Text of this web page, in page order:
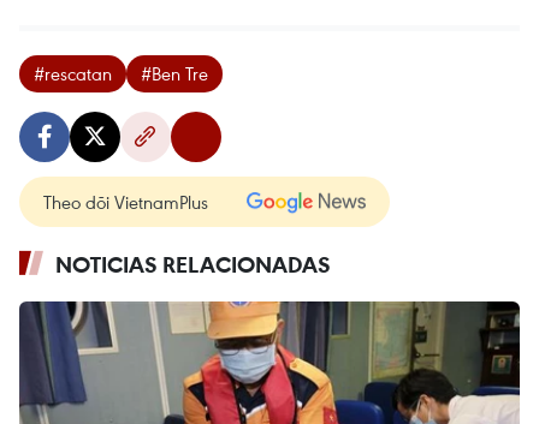
#rescatan #Ben Tre
Theo dõi VietnamPlus
NOTICIAS RELACIONADAS